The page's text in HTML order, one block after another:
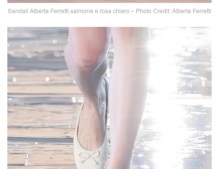
Sandali Alberta Ferretti salmone e rosa chiaro – Photo Credit: Alberta Ferretti